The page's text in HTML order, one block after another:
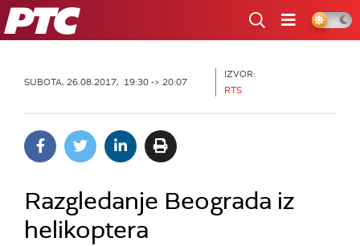
RTS
SUBOTA, 26.08.2017, 19:30 -> 20:07
IZVOR:
RTS
Razgledanje Beograda iz
helikoptera